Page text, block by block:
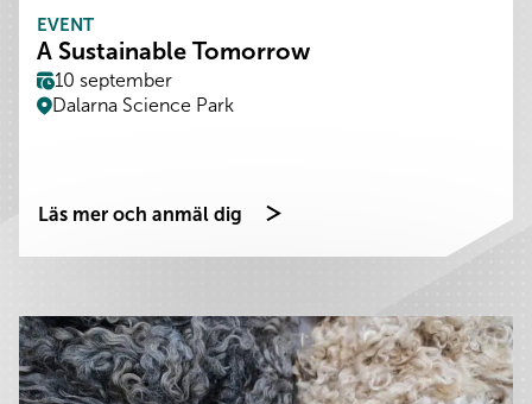
EVENT
A Sustainable Tomorrow
10 september
Dalarna Science Park
Läs mer och anmäl dig